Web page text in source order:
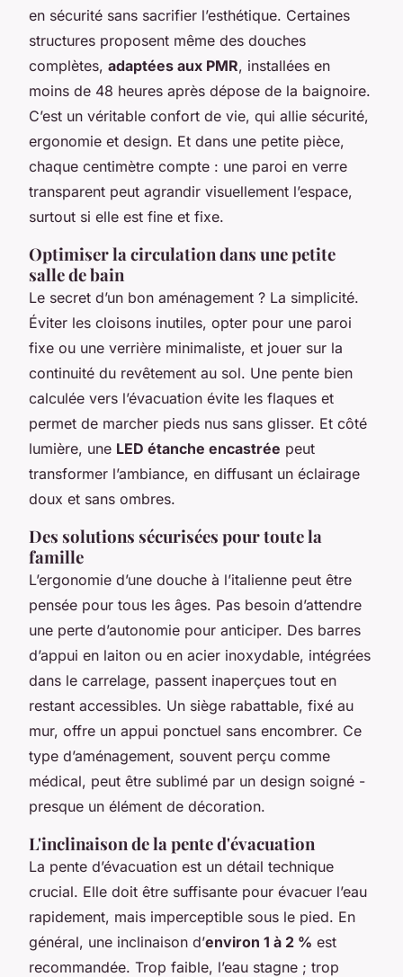
en sécurité sans sacrifier l’esthétique. Certaines
structures proposent même des douches
complètes, adaptées aux PMR, installées en
moins de 48 heures après dépose de la baignoire.
C’est un véritable confort de vie, qui allie sécurité,
ergonomie et design. Et dans une petite pièce,
chaque centimètre compte : une paroi en verre
transparent peut agrandir visuellement l’espace,
surtout si elle est fine et fixe.
Optimiser la circulation dans une petite
salle de bain
Le secret d’un bon aménagement ? La simplicité.
Éviter les cloisons inutiles, opter pour une paroi
fixe ou une verrière minimaliste, et jouer sur la
continuité du revêtement au sol. Une pente bien
calculée vers l’évacuation évite les flaques et
permet de marcher pieds nus sans glisser. Et côté
lumière, une LED étanche encastrée peut
transformer l’ambiance, en diffusant un éclairage
doux et sans ombres.
Des solutions sécurisées pour toute la
famille
L’ergonomie d’une douche à l’italienne peut être
pensée pour tous les âges. Pas besoin d’attendre
une perte d’autonomie pour anticiper. Des barres
d’appui en laiton ou en acier inoxydable, intégrées
dans le carrelage, passent inaperçues tout en
restant accessibles. Un siège rabattable, fixé au
mur, offre un appui ponctuel sans encombrer. Ce
type d’aménagement, souvent perçu comme
médical, peut être sublimé par un design soigné -
presque un élément de décoration.
L'inclinaison de la pente d'évacuation
La pente d’évacuation est un détail technique
crucial. Elle doit être suffisante pour évacuer l’eau
rapidement, mais imperceptible sous le pied. En
général, une inclinaison d’environ 1 à 2 % est
recommandée. Trop faible, l’eau stagne ; trop